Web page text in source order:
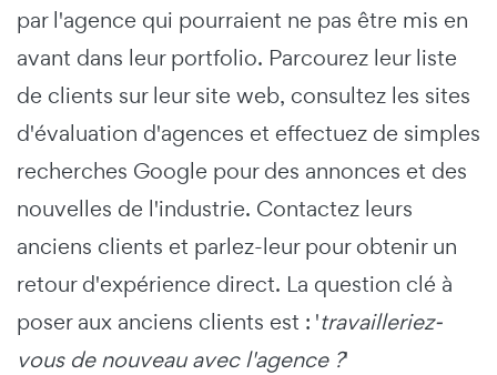
par l'agence qui pourraient ne pas être mis en
avant dans leur portfolio. Parcourez leur liste
de clients sur leur site web, consultez les sites
d'évaluation d'agences et effectuez de simples
recherches Google pour des annonces et des
nouvelles de l'industrie. Contactez leurs
anciens clients et parlez-leur pour obtenir un
retour d'expérience direct. La question clé à
poser aux anciens clients est : 'travailleriez-
vous de nouveau avec l'agence ?'